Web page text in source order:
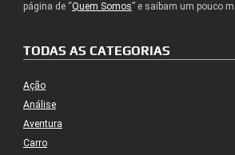
página de “Quem Somos” e saibam um pouco
TODAS AS CATEGORIAS
Ação
Análise
Aventura
Carro